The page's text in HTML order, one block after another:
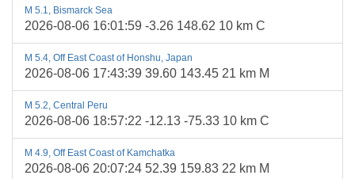
M 5.1, Bismarck Sea
2026-08-06 16:01:59 -3.26 148.62 10 km C
M 5.4, Off East Coast of Honshu, Japan
2026-08-06 17:43:39 39.60 143.45 21 km M
M 5.2, Central Peru
2026-08-06 18:57:22 -12.13 -75.33 10 km C
M 4.9, Off East Coast of Kamchatka
2026-08-06 20:07:24 52.39 159.83 22 km M